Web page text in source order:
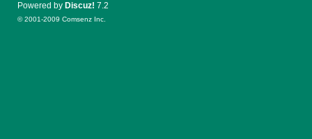
Powered by Discuz! 7.2
© 2001-2009 Comsenz Inc.